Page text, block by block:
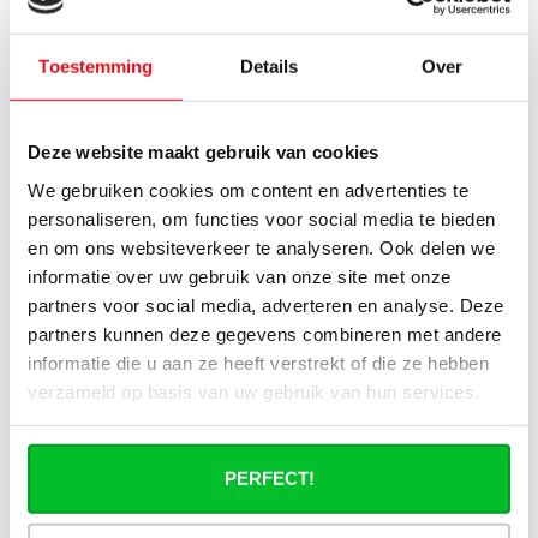
Toestemming Details Over
Deze website maakt gebruik van cookies
We gebruiken cookies om content en advertenties te
personaliseren, om functies voor social media te bieden
en om ons websiteverkeer te analyseren. Ook delen we
informatie over uw gebruik van onze site met onze
partners voor social media, adverteren en analyse. Deze
partners kunnen deze gegevens combineren met andere
informatie die u aan ze heeft verstrekt of die ze hebben
verzameld op basis van uw gebruik van hun services.
PERFECT!
De elektrische verticale
paneelradiatoren zijn
extreem veilig, stil en
eenvoudig..
De E.C.A Hybride Verticale
met gegroefde voorzijde
radiator combineert
€1.749,92 €1.049,95
HYRBIDE KORTING -40%